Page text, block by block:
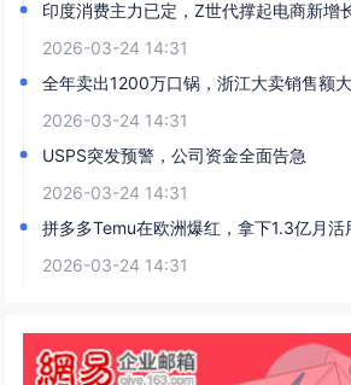
印度消费主力已定，Z世代撑起电商新增
2026-03-24 14:31
全年卖出1200万口锅，浙江大卖销售额
2026-03-24 14:31
USPS突发预警，公司资金全面告急
2026-03-24 14:31
拼多多Temu在欧洲爆红，拿下1.3亿月活
2026-03-24 14:31